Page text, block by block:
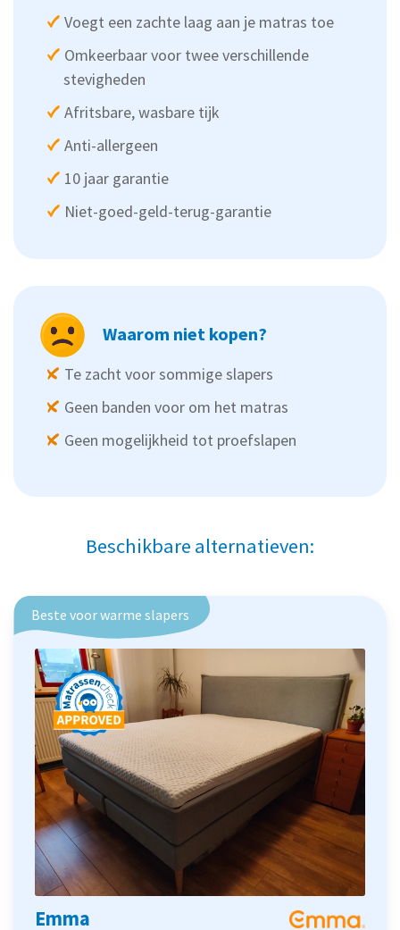
Voegt een zachte laag aan je matras toe
Omkeerbaar voor twee verschillende
stevigheden
Afritsbare, wasbare tijk
Anti-allergeen
10 jaar garantie
Niet-goed-geld-terug-garantie
Waarom niet kopen?
Te zacht voor sommige slapers
Geen banden voor om het matras
Geen mogelijkheid tot proefslapen
Beschikbare alternatieven:
Beste voor warme slapers
Emma